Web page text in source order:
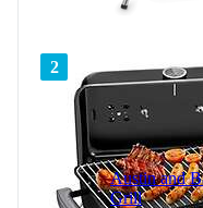
2
Austin and
Grill